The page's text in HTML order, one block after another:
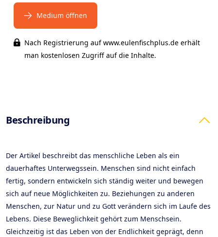
Medium öffnen
Nach Registrierung auf www.eulenfischplus.de erhält
man kostenlosen Zugriff auf die Inhalte.
Products
Beschreibung
Der Artikel beschreibt das menschliche Leben als ein
dauerhaftes Unterwegssein. Menschen sind nicht einfach
fertig, sondern entwickeln sich ständig weiter und bewegen
sich auf neue Möglichkeiten zu. Beziehungen zu anderen
Menschen, zur Natur und zu Gott verändern sich im Laufe des
Lebens. Diese Beweglichkeit gehört zum Menschsein.
Gleichzeitig ist das Leben von der Endlichkeit geprägt, denn